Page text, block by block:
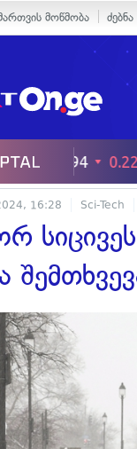
მოწმობა ძებნა
16:28 Sci-Tech